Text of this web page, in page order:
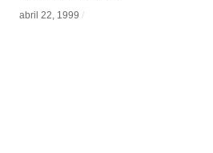
abril 22, 1999 /
abril 22, 1999 /